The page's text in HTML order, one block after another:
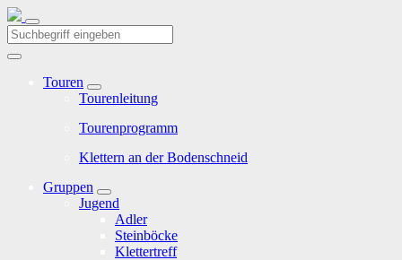
Touren
Tourenleitung
Tourenprogramm
Klettern an der Bodenschneid
Gruppen
Jugend
Adler
Steinböcke
Klettertreff